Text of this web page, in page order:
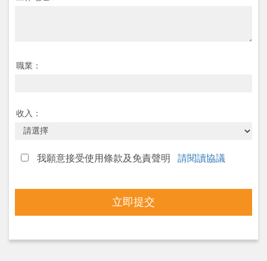
職業：
收入：
我願意接受使用條款及免責聲明 請閱讀協議